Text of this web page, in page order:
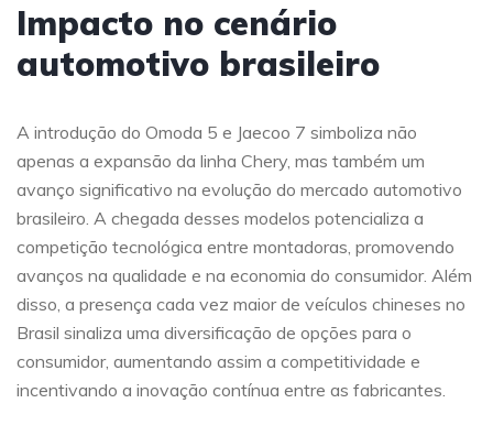
Impacto no cenário
automotivo brasileiro
A introdução do Omoda 5 e Jaecoo 7 simboliza não
apenas a expansão da linha Chery, mas também um
avanço significativo na evolução do mercado automotivo
brasileiro. A chegada desses modelos potencializa a
competição tecnológica entre montadoras, promovendo
avanços na qualidade e na economia do consumidor. Além
disso, a presença cada vez maior de veículos chineses no
Brasil sinaliza uma diversificação de opções para o
consumidor, aumentando assim a competitividade e
incentivando a inovação contínua entre as fabricantes.